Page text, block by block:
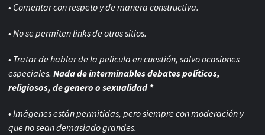
• Comentar con respeto y de manera constructiva.
• No se permiten links de otros sitios.
• Tratar de hablar de la pelicula en cuestión, salvo ocasiones
especiales. Nada de interminables debates políticos,
religiosos, de genero o sexualidad *
• Imágenes están permitidas, pero siempre conmoderación y
que no sean demasiado grandes.